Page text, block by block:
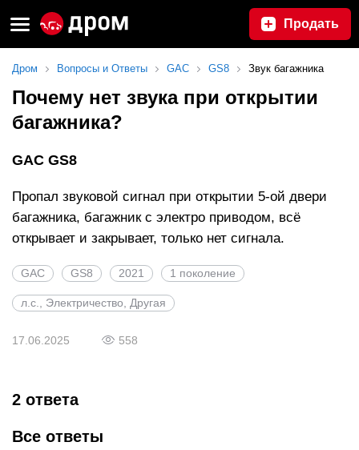
Продать
Дром Вопросы и Ответы GAC GS8 Звук багажника
Почему нет звука при открытии
багажника?
GAC GS8
Пропал звуковой сигнал при открытии 5-ой двери
багажника, багажник с электро приводом, всё
открывает и закрывает, только нет сигнала.
GAC GS8 2021 1 поколение
л.с., Электричество, Другая
17.06.2025 558
2 ответа
Все ответы